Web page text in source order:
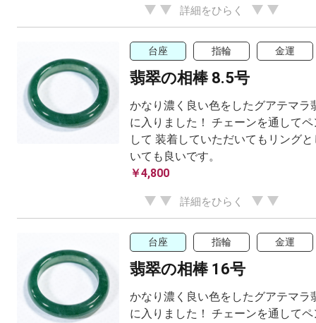
詳細をひらく
台座 指輪 金運
翡翠の相棒 8.5号
かなり濃く良い色をしたグアテマラ
に入りました！ チェーンを通して
して 装着していただいてもリング
いても良いです。
￥4,800
詳細をひらく
台座 指輪 金運
翡翠の相棒 16号
かなり濃く良い色をしたグアテマラ
に入りました！ チェーンを通して